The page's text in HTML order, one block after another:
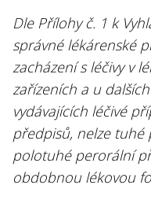
Dle Přílohy č. 1 k
správné lékárenské
zacházení s léčivy v
zařízeních a u
vydávajících léčivé
předpisů, nelze
polotuhé perorální
obdobnou lékovou